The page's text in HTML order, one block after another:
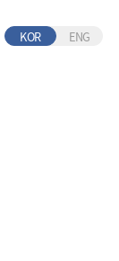
KOR ENG